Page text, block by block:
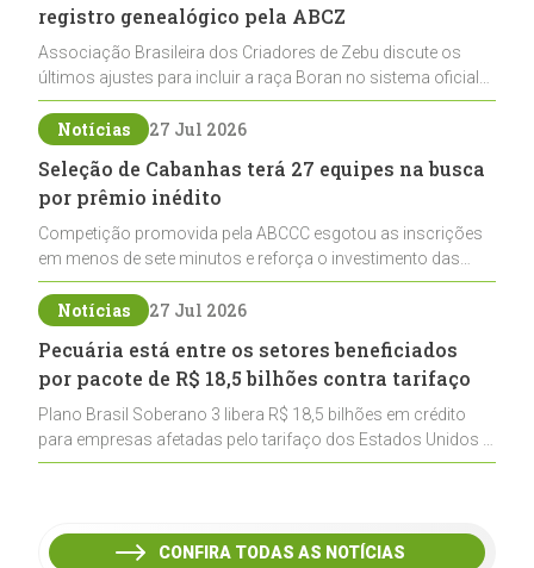
registro genealógico pela ABCZ
Associação Brasileira dos Criadores de Zebu discute os
últimos ajustes para incluir a raça Boran no sistema oficial
de registros, abrindo caminho para sua expansão na
pecuária nacional
Notícias 27 Jul 2026
Seleção de Cabanhas terá 27 equipes na busca
por prêmio inédito
Competição promovida pela ABCCC esgotou as inscrições
em menos de sete minutos e reforça o investimento das
cabanhas na seleção genética de Cavalos Crioulos voltados
ao laço
Notícias 27 Jul 2026
Pecuária está entre os setores beneficiados
por pacote de R$ 18,5 bilhões contra tarifaço
Plano Brasil Soberano 3 libera R$ 18,5 bilhões em crédito
para empresas afetadas pelo tarifaço dos Estados Unidos e
inclui a pecuária entre os setores estratégicos
CONFIRA TODAS AS NOTÍCIAS